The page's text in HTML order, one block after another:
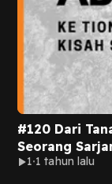
#120 Dari
Seorang
1 1 tahun lalu